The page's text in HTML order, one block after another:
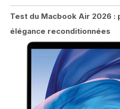
Test du Macbook Air 2026
élégance reconditionnées